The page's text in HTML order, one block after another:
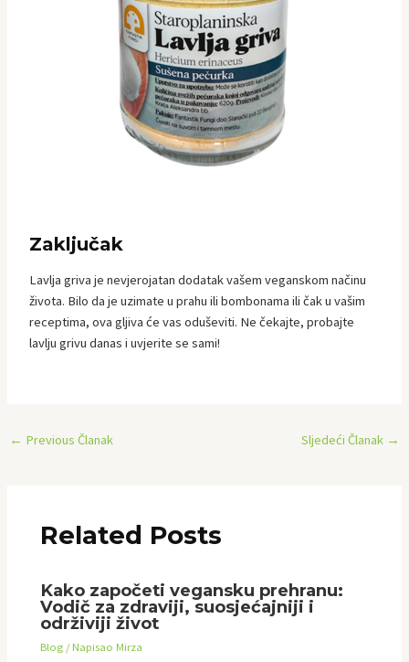
Zaključak
Lavlja griva je nevjerojatan dodatak vašem veganskom načinu
života. Bilo da je uzimate u prahu ili bombonama ili čak u vašim
receptima, ova gljiva će vas oduševiti. Ne čekajte, probajte
lavlju grivu danas i uvjerite se sami!
← Previous Članak Sljedeći Članak →
Related Posts
Kako započeti vegansku prehranu:
Vodič za zdraviji, suosjećajniji i
održiviji život
Blog / Napisao Mirza